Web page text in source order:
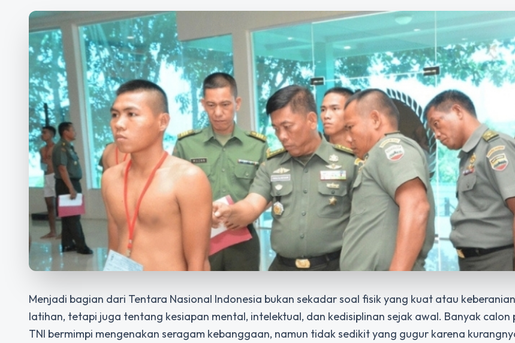
Menjadi bagian dari Tentara Nasional Indonesia bukan sekadar soal fisik yang kuat atau
latihan, tetapi juga tentang kesiapan mental, intelektual, dan kedisiplinan sejak awal. Banyak calon
TNI bermimpi mengenakan seragam kebanggaan, namun tidak sedikit yang gugur karena